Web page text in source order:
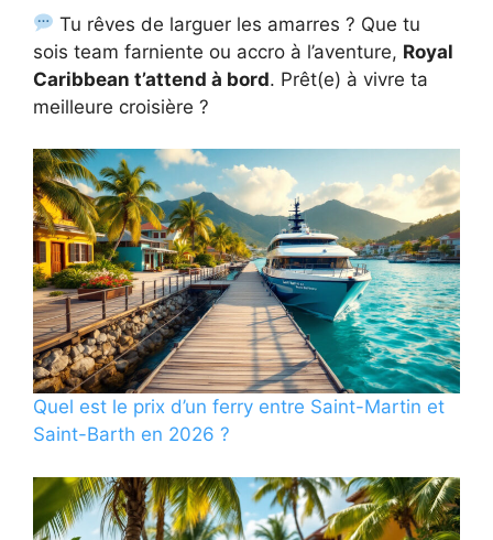
Tu rêves de larguer les amarres ? Que tu
sois team farniente ou accro à l’aventure, Royal
Caribbean t’attend à bord. Prêt(e) à vivre ta
meilleure croisière ?
Quel est le prix d’un ferry entre Saint-Martin et
Saint-Barth en 2026 ?